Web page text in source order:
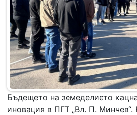
Бъдещето на земеделието
иновация в ПГТ „Вл. П.